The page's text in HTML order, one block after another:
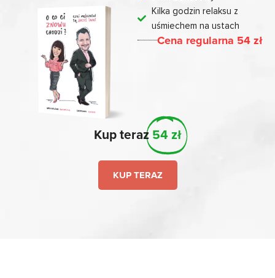
Kilka godzin relaksu z
uśmiechem na ustach
Cena regularna 54 zł
Kup teraz 54 zł
KUP TERAZ